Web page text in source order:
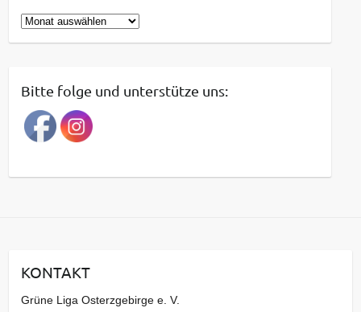
B
e
r
a
g
a
v
Bitte folge und unterstütze uns:
KONTAKT
Grüne Liga Osterzgebirge e. V.